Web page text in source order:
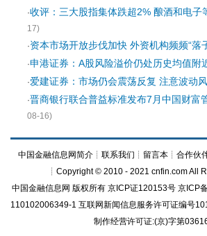
·收评：三大股指集体跌超2% 酿酒和电子
17)
·资本市场开放步伐加快 外资机构频频“落
·申港证券：A股风险溢价仍处历史均值附
·爱建证券：市场仍会震荡反复 注意波动
·晋商银行联合普益标准发布7月中国财富
08-16)
中国金融信息网简介 ┊ 联系我们 ┊ 留言本 ┊ 合作伙
┊Copyright © 2010 - 2021 cnfin.com All
中国金融信息网 版权所有 京ICP证120153号 京ICP
110102006349-1 互联网新闻信息服务许可证编号
制作经营许可证:(京)字第